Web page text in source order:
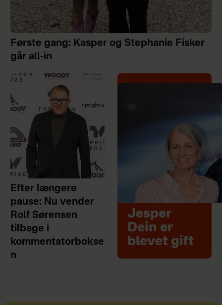
Første gang: Kasper og Stephanie Fisker
går all-in
Efter længere
pause: Nu vender
Rolf Sørensen
tilbage i
kommentatorbokse
n
Jesper
Dein er
blevet gift